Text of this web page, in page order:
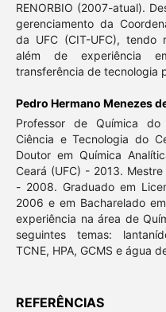
RENORBIO (2007-atual).
gerenciamento da
da UFC (CIT-UFC), tendo
além de experiência
transferência de tecnologia
Pedro Hermano Menezes
Professor de Química
Ciência e Tecnologia do
Doutor em Química
Ceará (UFC) - 2013.
- 2008. Graduado em
2006 e em Bacharelado
experiência na área de
seguintes temas:
TCNE, HPA, GCMS e água
REFERÊNCIAS